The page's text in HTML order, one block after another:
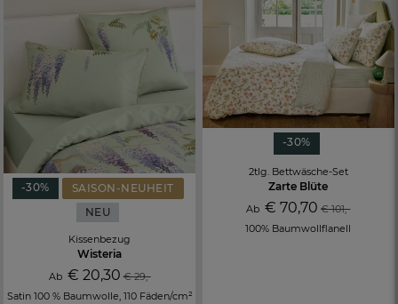
-30%
SAISON-NEUHEIT
NEU
Kissenbezug
Wisteria
Ab € 20,30 € 29,-
Satin 100 % Baumwolle, 110 Fäden/cm²
-30%
2tlg. Bettwäsche-Set
Zarte Blüte
Ab€ 70,70 € 101,-
100% Baumwollflanell